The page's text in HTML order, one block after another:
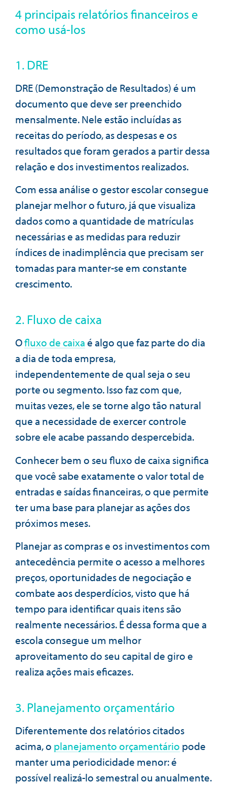
4 principais relatórios financeiros e
como usá-los
1. DRE
DRE (Demonstração de Resultados) é um
documento que deve ser preenchido
mensalmente. Nele estão incluídas as
receitas do período, as despesas e os
resultados que foram gerados a partir dessa
relação e dos investimentos realizados.
Com essa análise o gestor escolar consegue
planejar melhor o futuro, já que visualiza
dados como a quantidade de matrículas
necessárias e as medidas para reduzir
índices de inadimplência que precisam ser
tomadas para manter-se em constante
crescimento.
2. Fluxo de caixa
Ofluxo de caixaé algo que faz parte do dia
a dia de toda empresa,
independentemente de qual seja o seu
porte ou segmento. Isso faz com que,
muitas vezes, ele se torne algo tão natural
que a necessidade de exercer controle
sobre ele acabe passando despercebida.
Conhecer bem o seu fluxo de caixa significa
que você sabe exatamente o valor total de
entradas e saídas financeiras, o que permite
ter uma base para planejar as ações dos
próximos meses.
Planejar as compras e os investimentos com
antecedência permite o acesso a melhores
preços, oportunidades de negociação e
combate aos desperdícios, visto que há
tempo para identificar quais itens são
realmente necessários. É dessa forma que a
escola consegue um melhor
aproveitamento do seu capital de giro e
realiza ações mais eficazes.
3. Planejamento orçamentário
Diferentemente dos relatórios citados
acima, o planejamento orçamentário pode
manter uma periodicidade menor: é
possível realizá-lo semestral ou anualmente.